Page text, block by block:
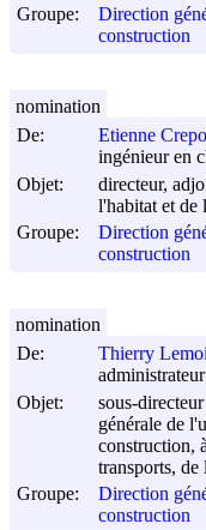
Groupe:
Direction
construction
De:
Etienne
ingénieur en
Objet:
directeur,
l'habitat et de
Groupe:
Direction
construction
nomination
De:
Thierry
Objet:
sous-
générale de
construction,
transports,
Groupe:
Direction
construction
nomination